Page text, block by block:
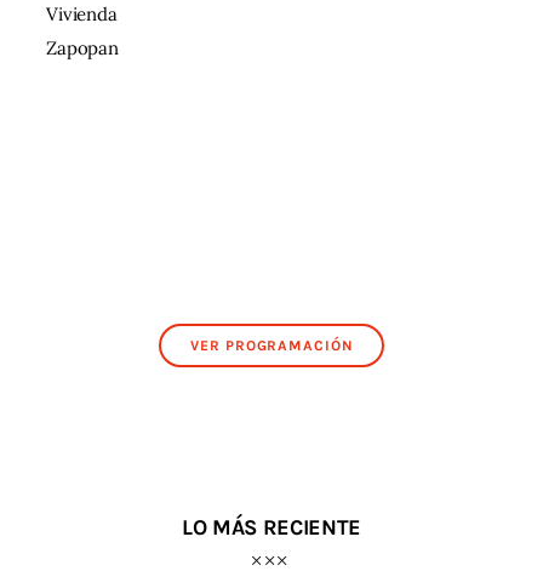
Vivienda
Zapopan
VER PROGRAMACIÓN
LO MÁS RECIENTE